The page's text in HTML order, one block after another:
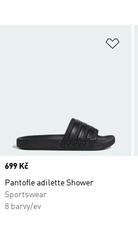
Price
699 Kč
Pantofle adilette Shower
Sportswear
8 barvy/ev